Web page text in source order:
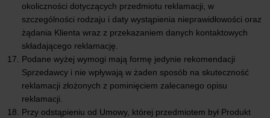
okoliczności dotyczących przedmiotu reklamacji, w
szczególności rodzaju i daty wystąpienia nieprawidłowości oraz
żądania Klienta wraz z przekazaniem danych kontaktowych
składającego reklamację.
Podane wyżej wymogi mają formę jedynie rekomendacji
Sprzedawcy i nie wpływają w żaden sposób na skuteczność
reklamacji złożonych z pominięciem zalecanego opisu
reklamacji.
Przy odstąpieniu od Umowy, której przedmiotem był Produkt